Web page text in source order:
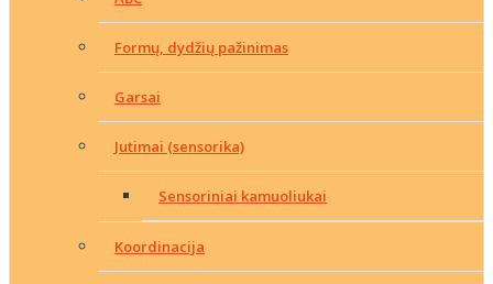
Formų, dydžių pažinimas
Garsai
Jutimai (sensorika)
Sensoriniai kamuoliukai
Koordinacija